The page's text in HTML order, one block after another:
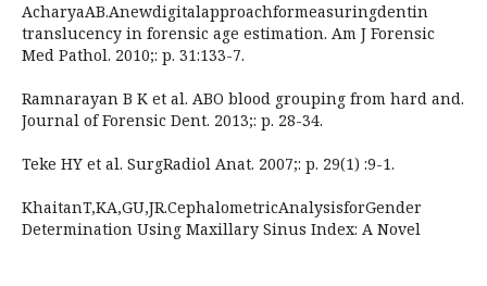
AcharyaAB.Anewdigitalapproachformeasuringdentin
translucency in forensic age estimation. Am J Forensic
Med Pathol. 2010;: p. 31:133-7.
Ramnarayan B K et al. ABO blood grouping from hard and.
Journal of Forensic Dent. 2013;: p. 28-34.
Teke HY et al. SurgRadiol Anat. 2007;: p. 29(1) :9-1.
KhaitanT,KA,GU,JR.CephalometricAnalysisforGender
Determination Using Maxillary Sinus Index: A Novel